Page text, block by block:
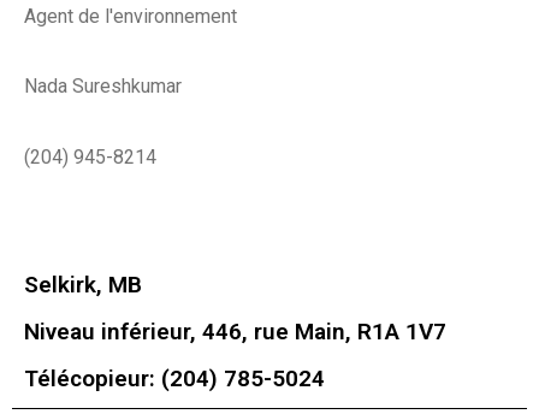
Agent de l'environnement
Nada Sureshkumar
(204) 945-8214
Selkirk, MB
Niveau inférieur, 446, rue Main, R1A 1V7
Télécopieur: (204) 785-5024